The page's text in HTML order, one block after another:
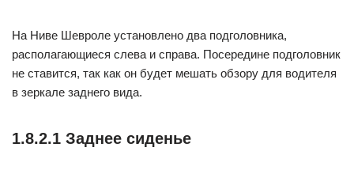
На Ниве Шевроле установлено два подголовника,
располагающиеся слева и справа. Посередине подголовник
не ставится, так как он будет мешать обзору для водителя
в зеркале заднего вида.
1.8.2.1 Заднее сиденье